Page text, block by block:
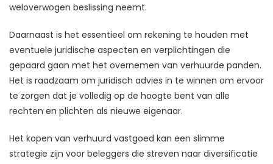
weloverwogen beslissing neemt.
Daarnaast is het essentieel om rekening te houden met
eventuele juridische aspecten en verplichtingen die
gepaard gaan met het overnemen van verhuurde panden.
Het is raadzaam om juridisch advies in te winnen om ervoor
te zorgen dat je volledig op de hoogte bent van alle
rechten en plichten als nieuwe eigenaar.
Het kopen van verhuurd vastgoed kan een slimme
strategie zijn voor beleggers die streven naar diversificatie